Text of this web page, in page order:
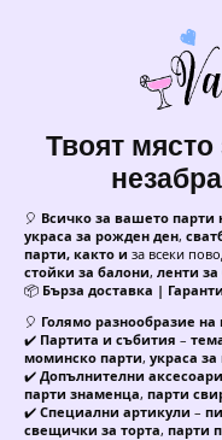
Твоят
🎈 Всичко за вашето парти
украса за рожден ден,
парти, както и за всеки
стойки за балони, ленти
📦 Бърза доставка |
🎈 Голямо разнообразие на
✔️ Партита и събития –
моминско парти, украса
✔️ Допълнителни аксесоари
парти знаменца, парти
✔️ Специални артикули –
свещички за торта, парти